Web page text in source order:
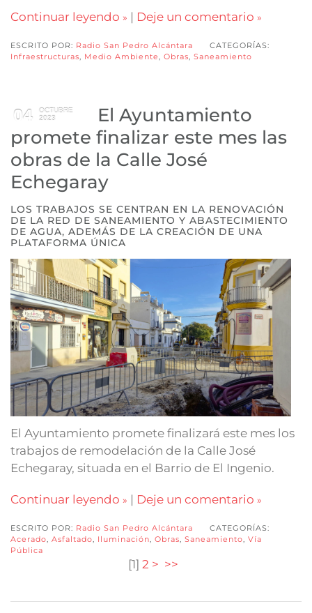
Continuar leyendo | Deje un comentario
ESCRITO POR: Radio San Pedro Alcántara
CATEGORÍAS:
Infraestructuras
Medio Ambiente Obras Saneamiento
04
OCTUBRE
2023
El Ayuntamiento
promete finalizar este mes las
obras de la Calle José
Echegaray
LOS TRABAJOS SE CENTRAN EN LA RENOVACIÓN
DE LA RED DE SANEAMIENTO Y ABASTECIMIENTO
DE AGUA, ADEMÁS DE LA CREACIÓN DE UNA
PLATAFORMA ÚNICA
El Ayuntamiento promete finalizará este mes los
trabajos de remodelación de la Calle José
Echegaray, situada en el Barrio de El Ingenio.
Continuar leyendo | Deje un comentario
ESCRITO POR: Radio San Pedro Alcántara
CATEGORÍAS:
Acerado, Asfaltado, Iluminación, Obras, Saneamiento, Vía
Pública
[1] 2 > >>